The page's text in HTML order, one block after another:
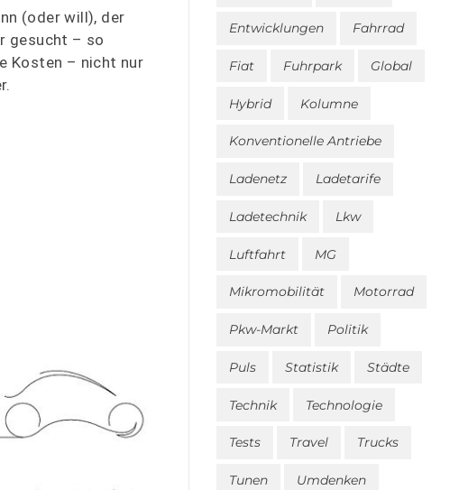
(oder will), der
gesucht – so
Kosten – nicht nur
Entwicklungen Fahrrad
Fiat Fuhrpark Global
Hybrid Kolumne
Konventionelle Antriebe
Ladenetz Ladetarife
Ladetechnik Lkw
Luftfahrt MG
Mikromobilität Motorrad
Pkw-Markt Politik
Puls Statistik Städte
Technik Technologie
Tests Travel Trucks
Tunen Umdenken